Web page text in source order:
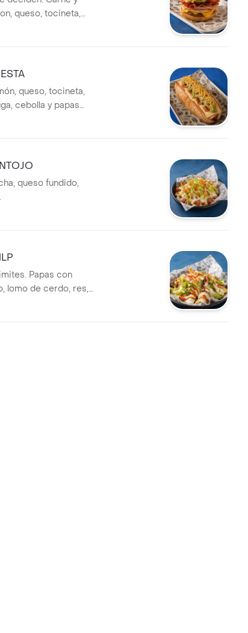
queso, tocineta,
mezcla completa
queso, tocineta,
cebolla y papas
queso fundido,
Papas con
lomo de cerdo, res,
Full carga para